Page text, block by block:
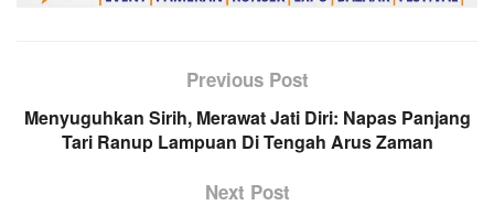
Previous Post
Menyuguhkan Sirih, Merawat Jati Diri: Napas Panjang
Tari Ranup Lampuan Di Tengah Arus Zaman
Next Post